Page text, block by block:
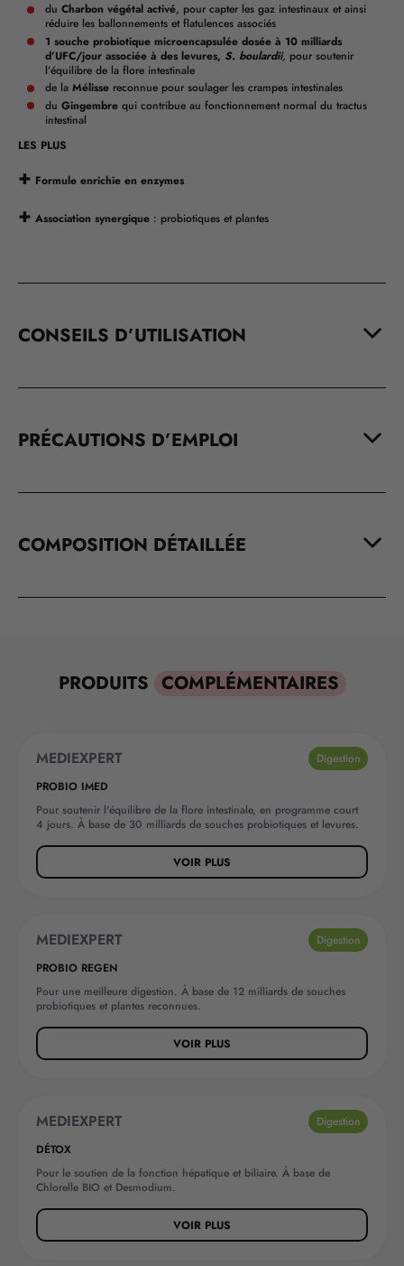
du Charbon végétal activé, pour capter les gaz intestinaux et ainsi
réduire les ballonnements et flatulences associés
1 souche probiotique microencapsulée dosée à 10 milliards
d’UFC/jour associée à des levures, S. boulardii, pour soutenir
l’équilibre de la flore intestinale
de la Mélisse reconnue pour soulager les crampes intestinales
du Gingembre qui contribue au fonctionnement normal du tractus
intestinal
LES PLUS
+ Formule enrichie en enzymes
+ Association synergique : probiotiques et plantes
CONSEILS D’UTILISATION
PRÉCAUTIONS D’EMPLOI
COMPOSITION DÉTAILLÉE
PRODUITS COMPLÉMENTAIRES
NOUVEAUTÉ
MEDIEXPERT
Digestion
PROBIO IMED
Pour soutenir l'équilibre de la flore intestinale, en programme court
4 jours. À base de 30 milliards de souches probiotiques et levures.
VOIR PLUS
BEST-SELLER
MEDIEXPERT
Digestion
PROBIO REGEN
Pour une meilleure digestion. À base de 12 milliards de souches
probiotiques et plantes reconnues.
VOIR PLUS
MEDIEXPERT
Digestion
DÉTOX
Pour le soutien de la fonction hépatique et biliaire. À base de
Chlorelle BIO et Desmodium.
VOIR PLUS